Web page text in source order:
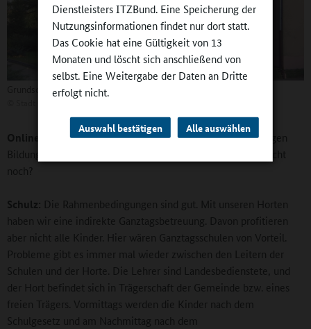
Dienstleisters ITZBund. Eine Speicherung der
Nutzungsinformationen findet nur dort statt.
Das Cookie hat eine Gültigkeit von 13
Monaten und löscht sich anschließend von
selbst. Eine Weitergabe der Daten an Dritte
erfolgt nicht.
Auswahl bestätigen Alle auswählen
Grundschule Flessau
Online-Redaktion:Wie zufrieden sind Sie mit der derzeitigen
Bildungs- und Betreuungssituation, und wo hapert es vielleicht
noch?
Schulz: Die Rahmenbedingungen sind gut. Mit unseren Horten
haben wir eine indirekte Ganztagsbetreuung. Davon profitieren
aber nicht alle Kinder. Hier wären Ganztagsschulen von Vorteil.
Probleme gibt es immer mal wieder zwischen den Leitern der
Schulen und der Horte. Die Lehrer sind Landesbedienstete, und
der Hort befindet sich in Trägerschaft der Gemeinde bzw. eines
freien Trägers. Vormittags werden die Kinder nach dem
Schulgesetz und am Nachmittag nach dem